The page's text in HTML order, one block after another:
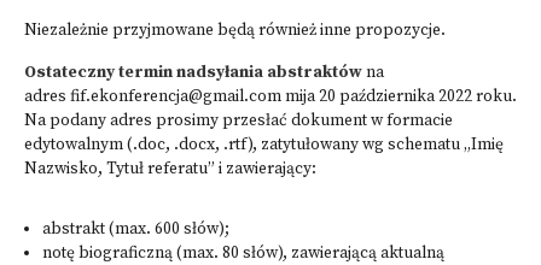
Niezależnie przyjmowane będą również inne propozycje.
Ostateczny termin nadsyłania abstraktówna
adres fif.ekonferencja@gmail.commija 20 października 2022 roku.
Na podany adres prosimy przesłać dokument w formacie
edytowalnym (.doc, .docx, .rtf), zatytułowany wg schematu „Imię
Nazwisko, Tytuł referatu” i zawierający:
abstrakt (max. 600 słów);
notę biograficzną (max. 80 słów), zawierającą aktualną